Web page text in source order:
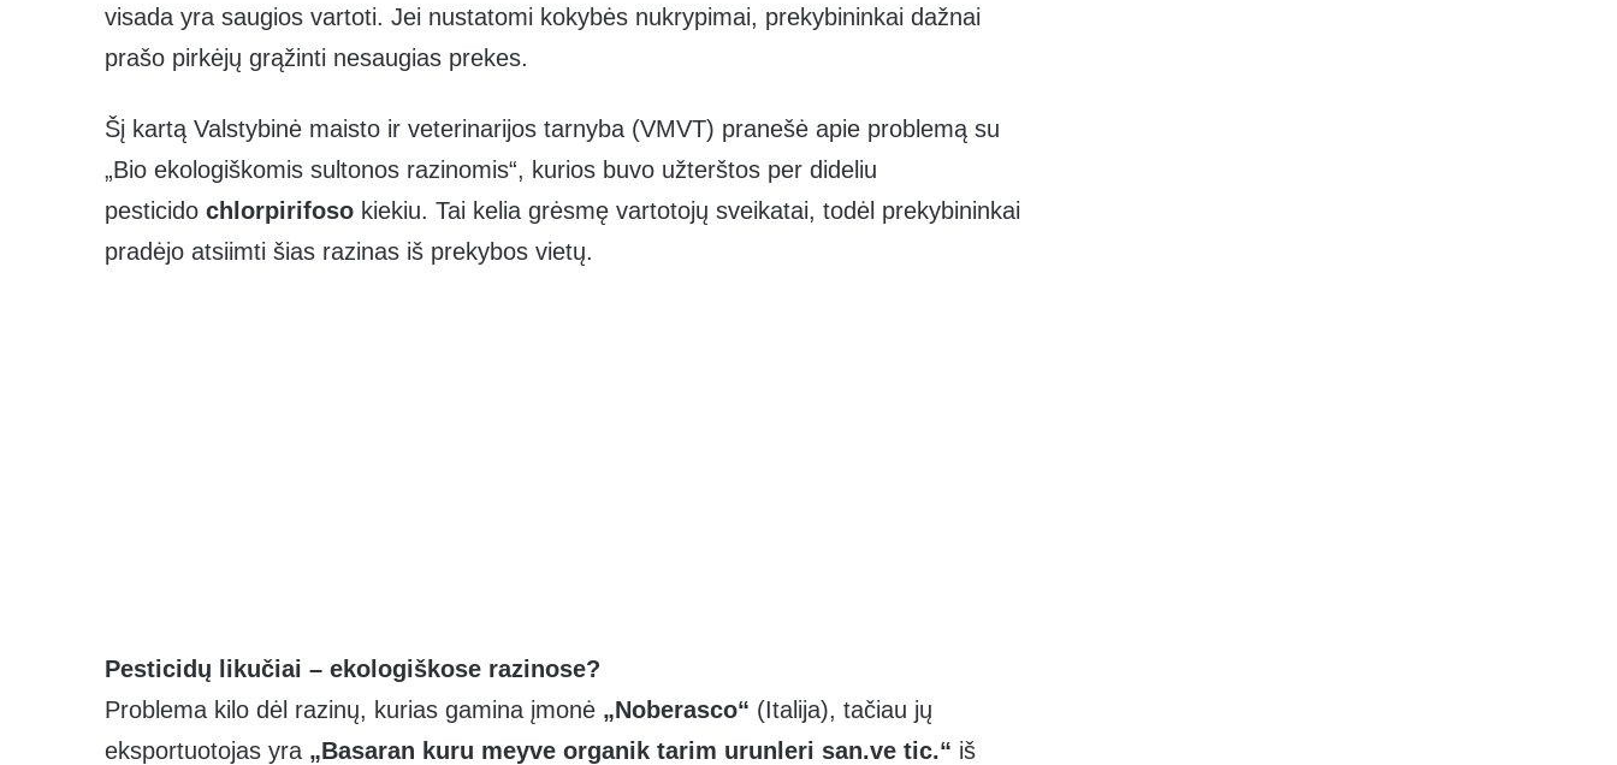
visada yra saugios vartoti. Jei nustatomi kokybės nukrypimai, prekybininkai dažnai
prašo pirkėjų grąžinti nesaugias prekes.
Šį kartą Valstybinė maisto ir veterinarijos tarnyba (VMVT) pranešė apie problemą su
„Bio ekologiškomis sultonos razinomis“, kurios buvo užterštos per dideliu
pesticido chlorpirifoso kiekiu. Tai kelia grėsmę vartotojų sveikatai, todėl prekybininkai
pradėjo atsiimti šias razinas iš prekybos vietų.
Pesticidų likučiai – ekologiškose razinose?
Problema kilo dėl razinų, kurias gamina įmonė „Noberasco“ (Italija), tačiau jų
eksportuotojas yra „Basaran kuru meyve organik tarim urunleri san.ve tic.“ iš